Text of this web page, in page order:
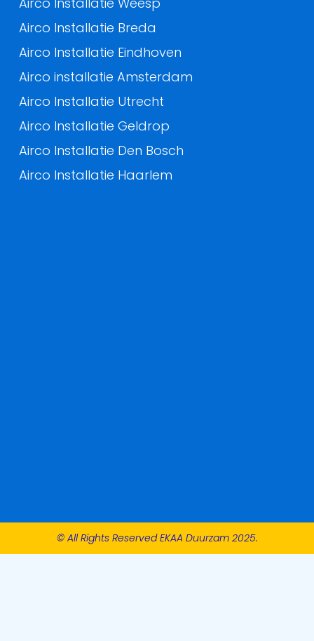
Airco Installatie Breda
Airco Installatie Eindhoven
Airco installatie Amsterdam
Airco Installatie Utrecht
Airco Installatie Geldrop
Airco Installatie Den Bosch
Airco Installatie Haarlem
© All Rights Reserved EKAA Duurzam 2025.